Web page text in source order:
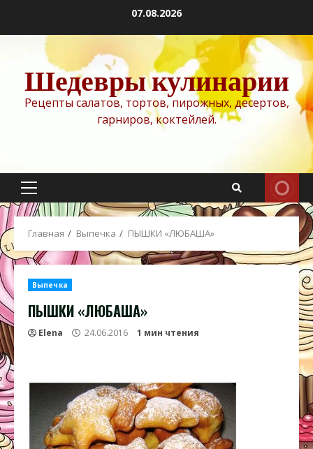
содержимому
07.08.2026
Шедевры кулинарии
Рецепты салатов, тортов, пирожных, десертов,
гарниров, коктейлей.
Основное
меню
Главная Выпечка ПЫШКИ «ЛЮБАША»
Выпечка
ПЫШКИ «ЛЮБАША»
Elena 24.06.2016 1 мин чтения